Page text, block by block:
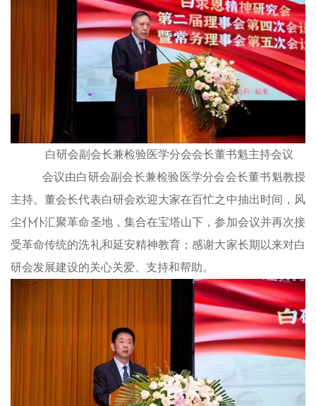
白研会副会长兼检验医学分会会长董书魁主持会议
会议由白研会副会长兼检验医学分会会长董书魁教授
主持。董会长代表白研会欢迎大家在百忙之中抽出时间，风
尘仆仆汇聚革命圣地，集合在宝塔山下，参加会议并再次接
受革命传统的洗礼和延安精神教育；感谢大家长期以来对白
研会发展建设的关心关爱、支持和帮助。